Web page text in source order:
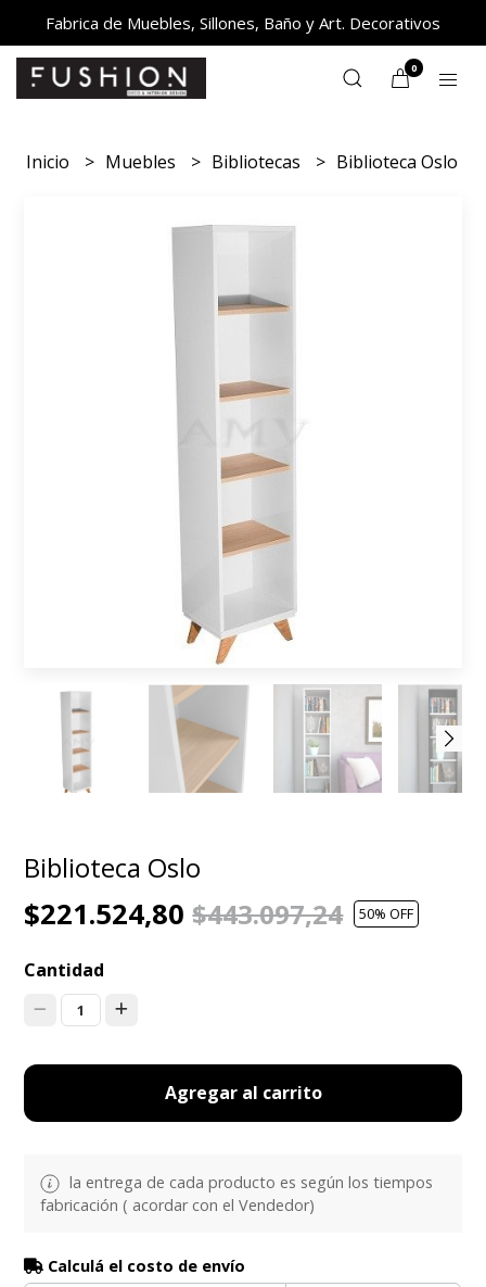
Fabrica de Muebles, Sillones, Baño y Art. Decorativos
0
Inicio Muebles Bibliotecas Biblioteca Oslo
Biblioteca Oslo
$221.524,80$443.097,24 50% OFF
Cantidad
1
Agregar al carrito
la entrega de cada producto es según los tiempos
fabricación ( acordar con el Vendedor)
Calculá el costo de envío